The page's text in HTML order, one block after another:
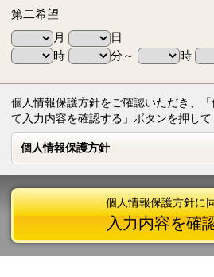
第二希望
月
日
時
分～ 時
個人情報保護方針をご確認いただき、
て入力内容を確認する」ボタンを押して
個人情報保護方針
個人情報保護方針
個人情報保護方針に
入力内容を確